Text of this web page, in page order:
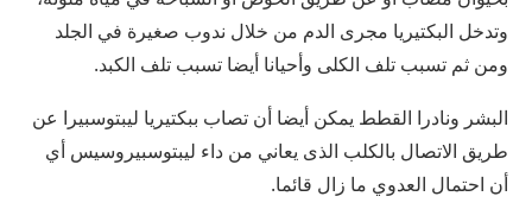
وتدخل البكتيريا مجرى الدم من خلال ندوب صغيرة في الجلد
ومن ثم تسبب تلف الكلى وأحيانا أيضا تسبب تلف الكبد.
البشر ونادرا القطط يمكن أيضا أن تصاب ببكتيريا ليبتوسبيرا عن
طريق الاتصال بالكلب الذى يعاني من داء ليبتوسبيروسيس أي
أن احتمال العدوي ما زال قائما.